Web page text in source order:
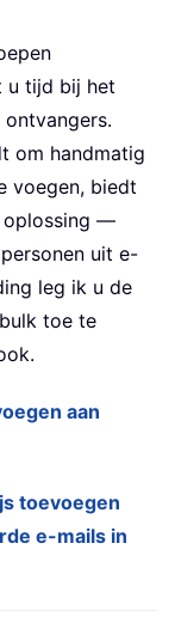
u tijd bij het
om handmatig
voegen, biedt
oplossing —
uit e-
leg ik u de
toe te
aan
toevoegen
e-mails in